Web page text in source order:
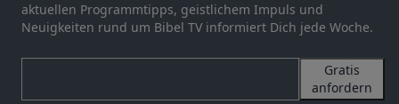
aktuellen Programmtipps, geistlichem Impuls und
Neuigkeiten rund um Bibel TV informiert Dich jede Woche.
Gratis
anfordern